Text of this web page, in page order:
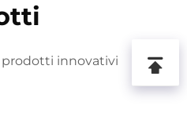
innovativi